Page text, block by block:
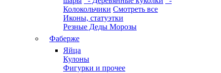
Колокольчики Смотреть все
Иконы, статуэтки
Резные Деды Морозы
Фаберже
Яйца
Кулоны
Фигурки и прочее